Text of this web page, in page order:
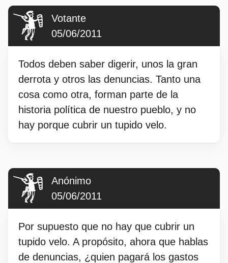
Votante
05/06/2011
Todos deben saber digerir, unos la gran
derrota y otros las denuncias. Tanto una
cosa como otra, forman parte de la
historia política de nuestro pueblo, y no
hay porque cubrir un tupido velo.
Anónimo
05/06/2011
Por supuesto que no hay que cubrir un
tupido velo. A propósito, ahora que hablas
de denuncias, ¿quien pagará los gastos